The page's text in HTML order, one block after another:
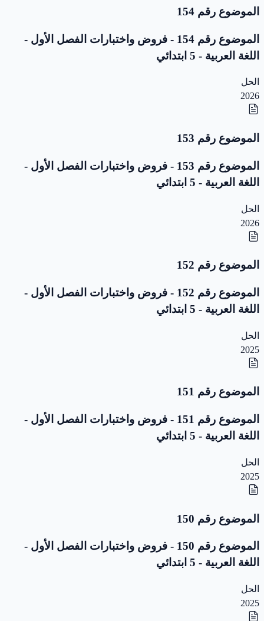
الموضوع رقم 154
الموضوع رقم 154 - فروض واختبارات الفصل الأول -
اللغة العربية - 5 ابتدائي
الحل
2026
الموضوع رقم 153
الموضوع رقم 153 - فروض واختبارات الفصل الأول -
اللغة العربية - 5 ابتدائي
الحل
2026
الموضوع رقم 152
الموضوع رقم 152 - فروض واختبارات الفصل الأول -
اللغة العربية - 5 ابتدائي
الحل
2025
الموضوع رقم 151
الموضوع رقم 151 - فروض واختبارات الفصل الأول -
اللغة العربية - 5 ابتدائي
الحل
2025
الموضوع رقم 150
الموضوع رقم 150 - فروض واختبارات الفصل الأول -
اللغة العربية - 5 ابتدائي
الحل
2025